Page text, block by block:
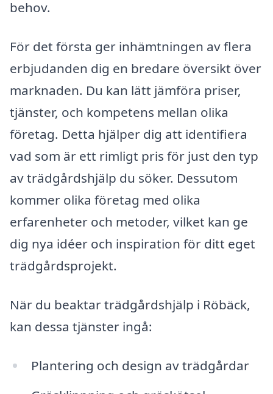
behov.
För det första ger inhämtningen av flera
erbjudanden dig en bredare översikt över
marknaden. Du kan lätt jämföra priser,
tjänster, och kompetens mellan olika
företag. Detta hjälper dig att identifiera
vad som är ett rimligt pris för just den typ
av trädgårdshjälp du söker. Dessutom
kommer olika företag med olika
erfarenheter och metoder, vilket kan ge
dig nya idéer och inspiration för ditt eget
trädgårdsprojekt.
När du beaktar trädgårdshjälp i Röbäck,
kan dessa tjänster ingå:
Plantering och design av trädgårdar